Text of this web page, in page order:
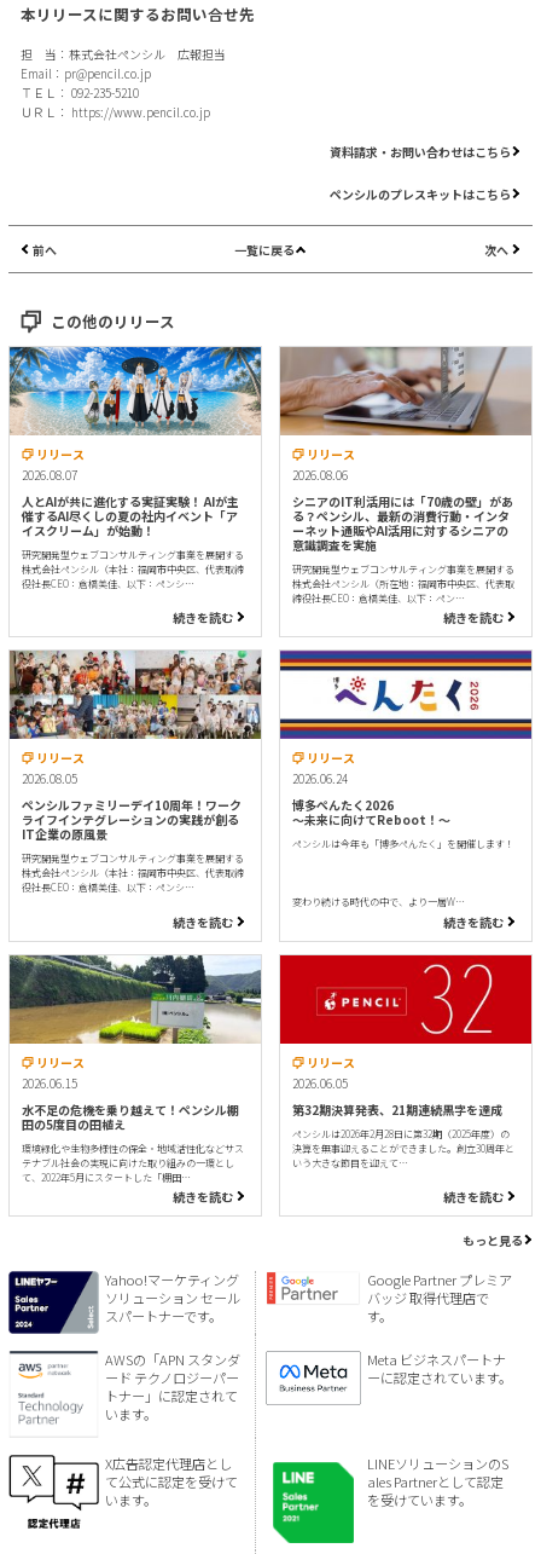
本リリースに関するお問い合せ先
担 当：株式会社ペンシル 広報担当
Email： pr@pencil.co.jp
ＴＥＬ： 092-235-5210
ＵＲＬ： https://www.pencil.co.jp
資料請求・お問い合わせはこちら
ペンシルのプレスキットはこちら
前へ 一覧に戻る 次へ
この他のリリース
リリース
2026.08.07
人とAIが共に進化する実証実験！ AIが主
催するAI尽くしの夏の社内イベント「ア
イスクリーム」が始動！
研究開発型ウェブコンサルティング事業を展開する
株式会社ペンシル（本社：福岡市中央区、代表取締
役社長CEO：倉橋美佳、以下：ペンシ…
続きを読む
リリース
2026.08.06
シニアのIT利活用には「70歳の壁」があ
る？ペンシル、最新の消費行動・インタ
ーネット通販やAI活用に対するシニアの
意識調査を実施
研究開発型ウェブコンサルティング事業を展開する
株式会社ペンシル（所在地：福岡市中央区、代表取
締役社長CEO：倉橋美佳、以下：ペン…
続きを読む
リリース
2026.08.05
ペンシルファミリーデイ10周年！ワーク
ライフインテグレーションの実践が創る
IT企業の原風景
研究開発型ウェブコンサルティング事業を展開する
株式会社ペンシル（本社：福岡市中央区、代表取締
役社長CEO：倉橋美佳、以下：ペンシ…
続きを読む
リリース
2026.06.24
博多ぺんたく2026
〜未来に向けてReboot！〜
ペンシルは今年も「博多ぺんたく」を開催します！
変わり続ける時代の中で、より一層W…
続きを読む
リリース
2026.06.15
水不足の危機を乗り越えて！ペンシル棚
田の5度目の田植え
環境緑化や生物多様性の保全・地域活性化などサス
テナブル社会の実現に向けた取り組みの一環とし
て、2022年5月にスタートした「棚田…
続きを読む
リリース
2026.06.05
第32期決算発表、21期連続黒字を達成
ペンシルは2026年2月28日に第32期（2025年度）の
決算を無事迎えることができました。創立30周年と
いう大きな節目を迎えて…
続きを読む
もっと見る
Yahoo!マーケティング
ソリューション セール
スパートナーです。
Google Partner プレミア
バッジ 取得代理店で
す。
AWSの「APN スタンダ
ード テクノロジーパー
トナー」に認定されて
います。
Meta ビジネスパートナ
ーに認定されています。
X広告認定代理店とし
て公式に認定を受けて
います。
LINEソリューションのS
ales Partnerとして認定
を受けています。